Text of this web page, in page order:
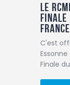
Le
Finale
C'est
Finale